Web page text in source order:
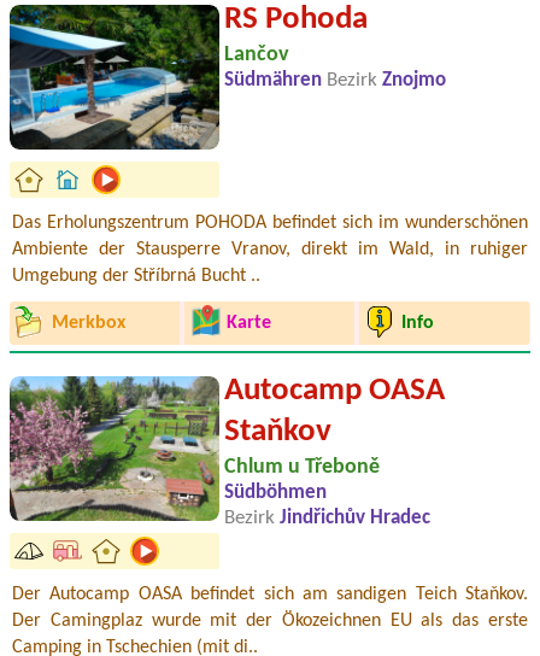
RS Pohoda
Lančov
Südmähren Bezirk Znojmo
Das Erholungszentrum POHODA befindet sich im wunderschönen
Ambiente der Stausperre Vranov, direkt im Wald, in ruhiger
Umgebung der Stříbrná Bucht ..
Merkbox Karte Info
Autocamp OASA
Staňkov
Chlum u Třeboně
Südböhmen
Bezirk Jindřichův Hradec
Der Autocamp OASA befindet sich am sandigen Teich Staňkov.
Der Camingplaz wurde mit der Ökozeichnen EU als das erste
Camping in Tschechien (mit di..